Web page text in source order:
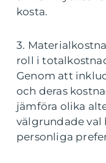
kosta.
3.
roll i
Genom att
och deras
jämföra olika
välgrundade val
personliga